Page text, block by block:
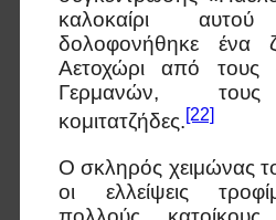
καλοκαίρι
δολοφονήθηκε ένα
Αετοχώρι από τους
Γερμανών, τους
κομιτατζήδες.[22]
Ο σκληρός χειμώνας
οι ελλείψεις